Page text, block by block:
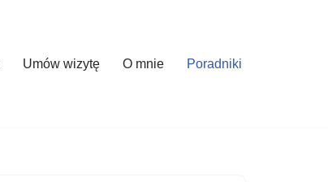
Umów wizytę O mnie Poradniki